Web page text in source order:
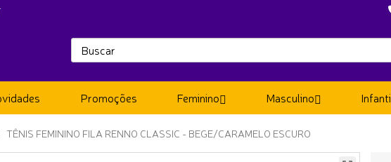
Promoções Feminino Masculino
TÊNIS FEMININO FILA RENNO CLASSIC - BEGE/CARAMELO ESCURO